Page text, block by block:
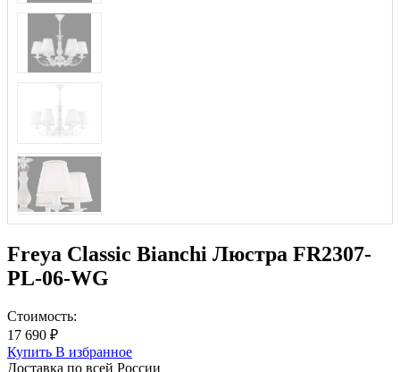
Freya Classic Bianchi Люстра FR2307-
PL-06-WG
Стоимость:
17 690 ₽
Купить В избранное
Доставка по всей России